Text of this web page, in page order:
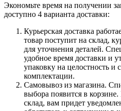
Экономьте время на получении
доступно 4 варианта доставки:
Курьерская доставка
товар поступит на склад,
для уточнения деталей.
удобное время доставки и
упаковку на целостность и
комплектации.
Самовывоз из магазина.
выбора появится в корзине.
склад, вам придет